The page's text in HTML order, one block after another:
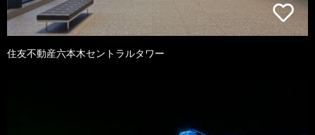
住友不動産六本木セントラルタワー